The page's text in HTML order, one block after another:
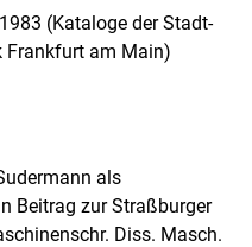
(Kataloge der Stadt-
Frankfurt am Main)
als
Beitrag zur Straßburger
Diss. Masch.